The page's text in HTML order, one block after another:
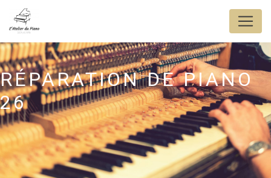
RÉPARATION DE PIANO
26
Panneau de gestion des cookies